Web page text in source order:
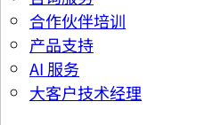
合作伙伴培训
产品支持
AI 服务
大客户技术经理